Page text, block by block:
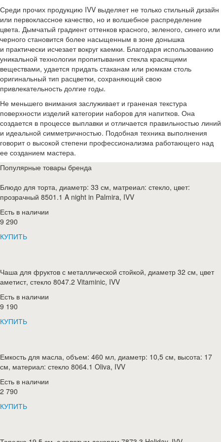
Среди прочих продукцию IVV выделяет не только стильный дизайн
или первоклассное качество, но и волшебное распределение
цвета. Дымчатый градиент оттенков красного, зеленого, синего или
черного становится более насыщенным в зоне донышка
и практически исчезает вокруг каемки. Благодаря использованию
уникальной технологии пропитывания стекла красящими
веществами, удается придать стаканам или рюмкам столь
оригинальный тип расцветки, сохраняющий свою
привлекательность долгие годы.
Не меньшего внимания заслуживает и граненая текстура
поверхности изделий категории наборов для напитков. Она
создается в процессе выплавки и отличается правильностью линий
и идеальной симметричностью. Подобная техника выполнения
говорит о высокой степени профессионализма работающего над
ее созданием мастера.
Популярные товары бренда
Блюдо для торта, диаметр: 33 см, матреиал: стекло, цвет:
прозрачный 8501.1 A night in Palmira, IVV
Есть в наличии
9 290
КУПИТЬ
Чаша для фруктов с металлической стойкой, диаметр 32 см, цвет
аметист, стекло 8047.2 Vitaminic, IVV
Есть в наличии
9 190
КУПИТЬ
Емкость для масла, объем: 460 мл, диаметр: 10,5 см, высота: 17
см, материал: стекло 8064.1 Oliva, IVV
Есть в наличии
2 790
КУПИТЬ